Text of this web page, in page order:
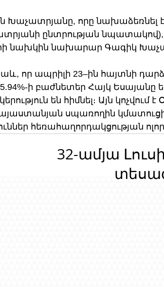
Խաչատրյանը, որը նախաձեռնել
ընտրության
նախկին նախարար Գագիկ
որ ապրիլի 23–ին հայտնի
ի բաժնետեր Հայկ Եսայանը
են հիմնել։ Այն կոչվում
սպառողին
հեռահաղորդակցության
32-ամյա